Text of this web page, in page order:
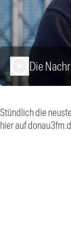
Die
Stündlich die
hier auf